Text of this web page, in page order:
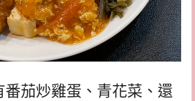
番茄炒雞蛋、青花菜、還